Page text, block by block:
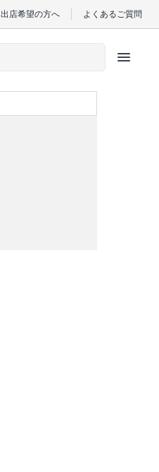
出店希望の方へ よくあるご質問
menu